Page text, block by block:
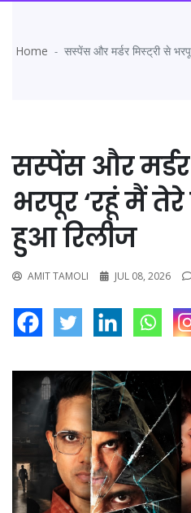
Home सस्पेंस और मर्डर मिस्ट्री से
सस्पेंस और मर्डर
भरपूर ‘रहूं मैं
हुआ रिलीज
AMIT TAMOLI JUL 08, 2026